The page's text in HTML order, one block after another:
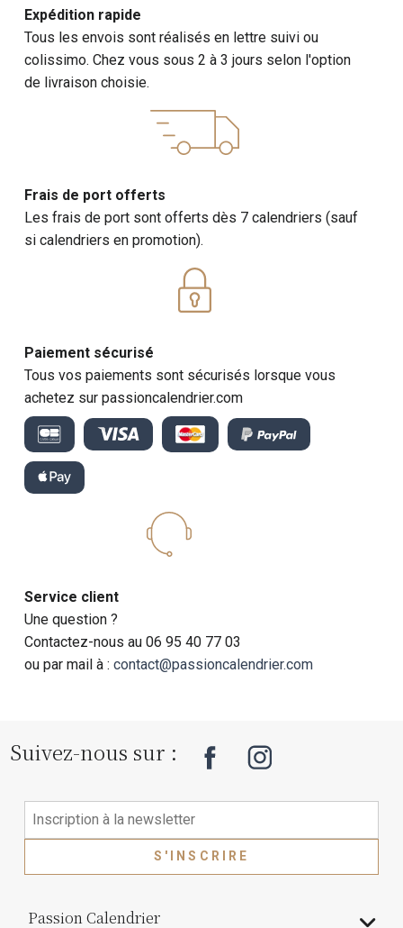
Expédition rapide
Tous les envois sont réalisés en lettre suivi ou
colissimo. Chez vous sous 2 à 3 jours selon l'option
de livraison choisie.
Frais de port offerts
Les frais de port sont offerts dès 7 calendriers (sauf
si calendriers en promotion).
Paiement sécurisé
Tous vos paiements sont sécurisés lorsque vous
achetez sur passioncalendrier.com
Service client
Une question ?
Contactez-nous au 06 95 40 77 03
ou par mail à :contact@passioncalendrier.com
Suivez-nous sur :
S'INSCRIRE
Passion Calendrier